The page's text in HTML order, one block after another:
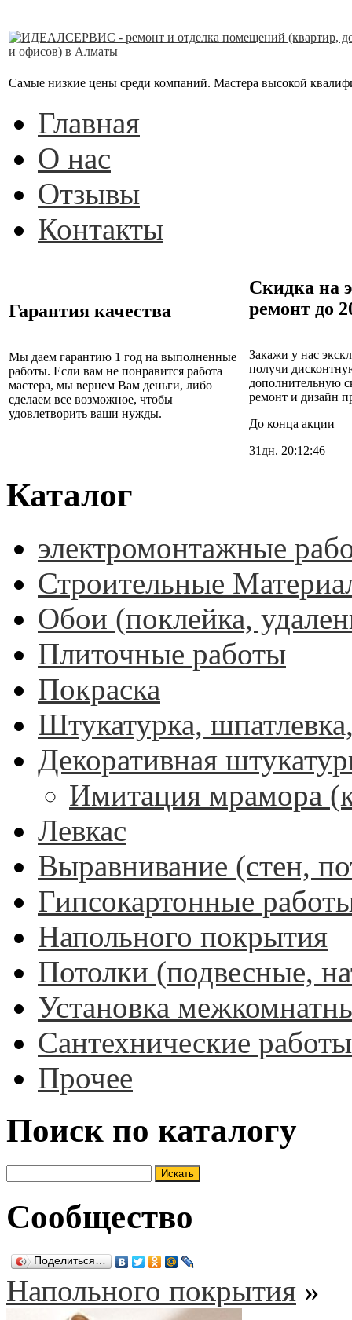
Самые низкие цены среди компаний. Мастера высокой
Главная
О нас
Отзывы
Контакты
Гарантия качества
Мы даем гарантию 1 год на выполненные
работы. Если вам не понравится работа
мастера, мы вернем Вам деньги, либо
сделаем все возможное, чтобы
удовлетворить ваши нужды.
Скидка на
ремонт до
Закажи у нас
получи
дополнительную
ремонт и дизайн
До конца акции
31дн. 20:12:45
Каталог
электромонтажные
Строительные
Обои (поклейка,
Плиточные работы
Покраска
Штукатурка,
Декоративная
Имитация мрамора
Левкас
Выравнивание (стен,
Гипсокартонные
Напольного покрытия
Потолки (подвесные,
Установка
Сантехнические работы
Прочее
Поиск по каталогу
Сообщество
Поделиться…
Напольного покрытия »